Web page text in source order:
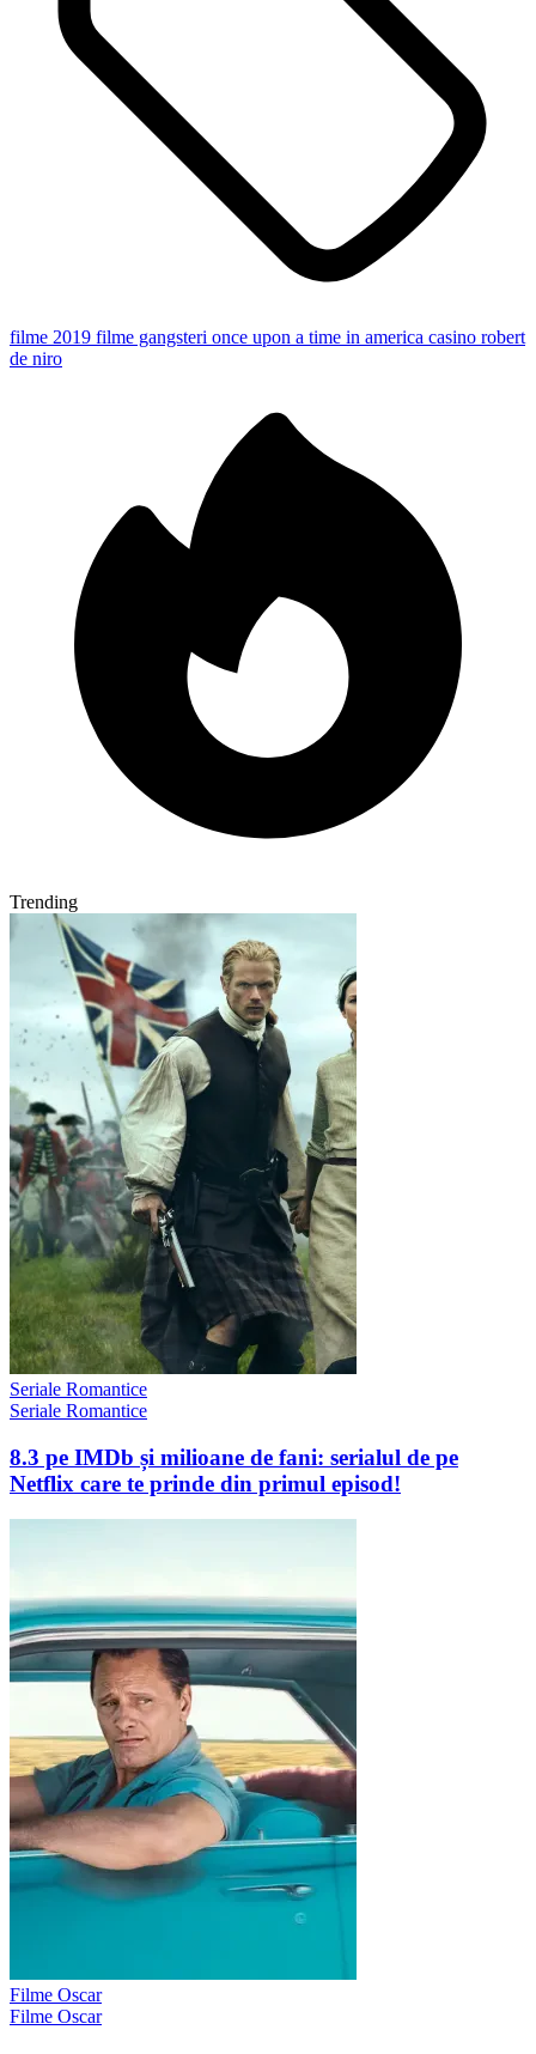
filme 2019 filme gangsteri once upon a time in america casino robert
de niro
Trending
Seriale Romantice
Seriale Romantice
8.3 pe IMDb și milioane de fani: serialul de pe
Netflix care te prinde din primul episod!
Filme Oscar
Filme Oscar